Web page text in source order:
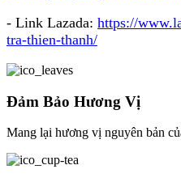
- Link Lazada: https://
tra-thien-thanh/
Đảm Bảo Hương Vị
Mang lại hương vị nguyên bản